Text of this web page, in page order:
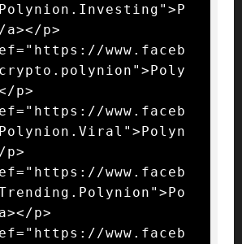
p>
www.faceb
p>
www.faceb
Polynion.Viral">Polyn
p>
www.faceb
p>
www.faceb